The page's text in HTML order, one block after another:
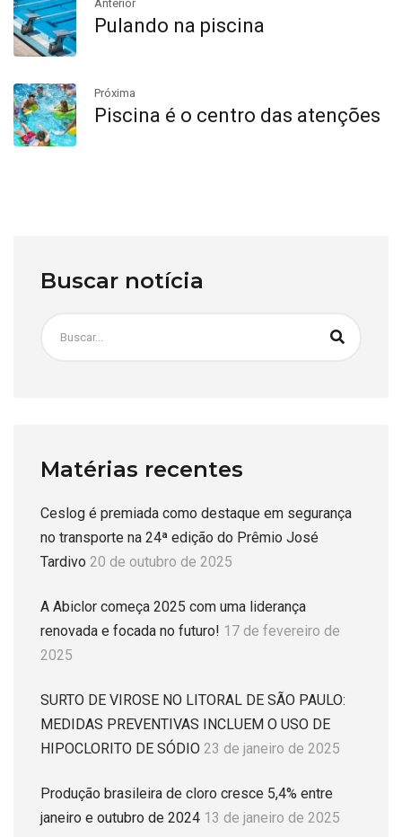
Anterior
Pulando na piscina
Próxima
Piscina é o centro das atenções
Buscar notícia
Matérias recentes
Ceslog é premiada como destaque em segurança
no transporte na 24ª edição do Prêmio José
Tardivo 20 de outubro de 2025
A Abiclor começa 2025 com uma liderança
renovada e focada no futuro! 17 de fevereiro de
2025
SURTO DE VIROSE NO LITORAL DE SÃO PAULO:
MEDIDAS PREVENTIVAS INCLUEM O USO DE
HIPOCLORITO DE SÓDIO 23 de janeiro de 2025
Produção brasileira de cloro cresce 5,4% entre
janeiro e outubro de 2024 13 de janeiro de 2025